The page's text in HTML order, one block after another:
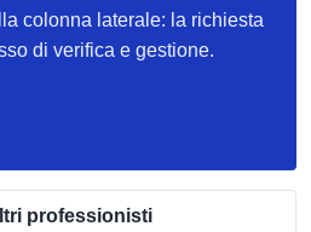
colonna laterale: la richiesta
di verifica e gestione.
professionisti